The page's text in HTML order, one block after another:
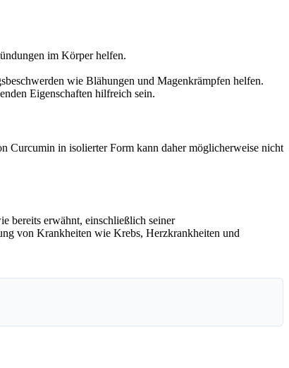
im Körper helfen.
wie Blähungen und Magenkrämpfen helfen.
Eigenschaften hilfreich sein.
Curcumin in isolierter Form kann daher möglicherweise nicht
bereits erwähnt, einschließlich seiner
von Krankheiten wie Krebs, Herzkrankheiten und